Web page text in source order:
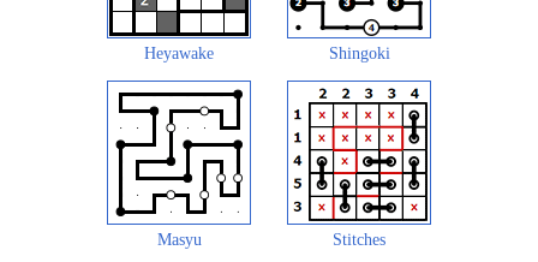
Heyawake Shingoki
Masyu Stitches